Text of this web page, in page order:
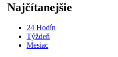
Najčítanejšie
24 Hodín
Týždeň
Mesiac